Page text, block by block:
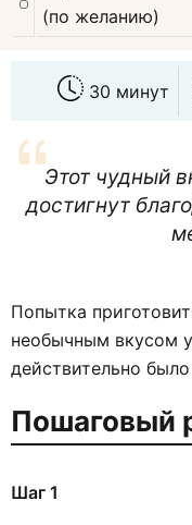
(по желанию)
30 минут
Этот чудный
достигнут
Попытка
необычным вкусом
действительно
Пошаговый
Шаг 1